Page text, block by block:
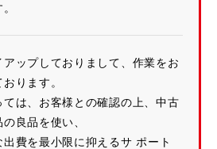
ップしておりまして、作業をお
ります。
ては、お客様との確認の上、中古
良品を使い、
費を最小限に抑えるサ ポート